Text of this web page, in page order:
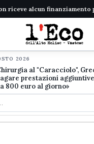
riceve alcun finanziamento
2026
al "Caracciolo",
prestazioni
800 euro al giorno»